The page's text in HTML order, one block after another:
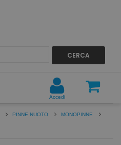
CERCA
Accedi
PINNE NUOTO MONOPINNE